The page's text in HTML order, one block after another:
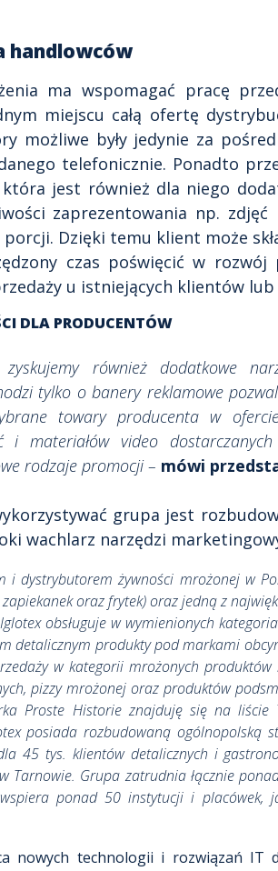
handlowców
ma wspomagać pracę
miejscu całą ofertę
możliwe były jedynie za
telefonicznie. Ponadto
jest również dla niego
zaprezentowania np.
Dzięki temu klient może
czas poświęcić w
u istniejących klientów lub
DLA PRODUCENTÓW
zyskujemy również dodatkowe
tylko o banery reklamowe
towary producenta w
i materiałów video
rodzaje promocji – mówi
grupa jest
wachlarz narzędzi
i dystrybutorem żywności mrożonej w
oraz frytek) oraz jedną z
obsługuje w wymienionych
detalicznym produkty pod markami
w kategorii mrożonych
pizzy mrożonej oraz produktów
Proste Historie znajduję się na
posiada rozbudowaną ogólnopolską
45 tys. klientów detalicznych i
Tarnowie. Grupa zatrudnia łącznie
ponad 50 instytucji i
nowych technologii i rozwiązań IT